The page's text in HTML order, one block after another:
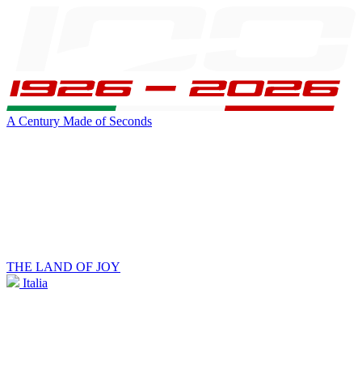
A Century Made of Seconds
THE LAND OF JOY
Italia